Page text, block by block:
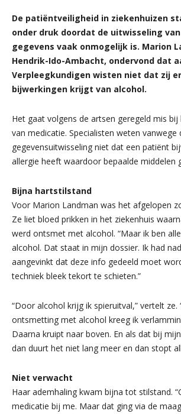
De patiëntveiligheid in ziekenhuizen
onder druk doordat de uitwisseling
gegevens vaak onmogelijk is. Marion
Hendrik-Ido-Ambacht, ondervond dat
Verpleegkundigen wisten niet dat zij
bijwerkingen krijgt van alcohol.
Het gaat volgens de artsen geregeld mis
van medicatie. Specialisten weten vanwege
gegevensuitwisseling niet dat een patiënt
allergie heeft waardoor bepaalde middelen
Bijna hartstilstand
Voor Marion Landman was het afgelopen
Ze liet bloed prikken in het ziekenhuis
werd ontsmet met alcohol. “Maar ik ben
alcohol. Dat staat in mijn dossier. Ik had
aangevinkt dat deze info gedeeld moet
techniek bleek tekort te schieten.”
“Door alcohol krijg ik spieruitval,” vertelt ze.
ontsmetting met alcohol kreeg ik
Daarna kruipt naar boven. En als dat bij
dan duurt het niet lang meer en dan stopt
Niet verwacht
Haar ademhaling kwam bijna tot stilstand.
medicatie bij me. Maar dat ging via de